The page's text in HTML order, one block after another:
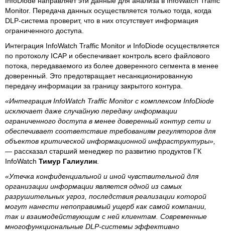
Monitor. Передача данных осуществляется только тогда, когда
DLP-система проверит, что в них отсутствует информация
ограниченного доступа.
Интеграция InfoWatch Traffic Monitor и InfoDiode осуществляется
по протоколу ICAP и обеспечивает контроль всего файлового
потока, передаваемого из более доверенного сегмента в менее
доверенный. Это предотвращает несанкционированную
передачу информации за границу закрытого контура.
«Интеграция InfoWatch Traffic Monitor с комплексом InfoDiode
исключает даже случайную передачу информации
ограниченного доступа в менее доверенный контур сети и
обеспечивает соответствие требованиям регуляторов для
объектов критической информационной инфраструктуры»,
— рассказал старший менеджер по развитию продуктов ГК
InfoWatch Тимур Галиулин
«Утечка конфиденциальной и иной чувствительной для
организации информации является одной из самых
разрушительных угроз, последствия реализации которой
могут нанести непоправимый ущерб как самой компании,
так и взаимодействующим с ней клиентам. Современные
многофункциональные DLP-системы эффективно